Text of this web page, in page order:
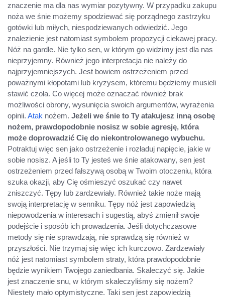
znaczenie ma dla nas wymiar pozytywny. W przypadku zakupu
noża we śnie możemy spodziewać się porządnego zastrzyku
gotówki lub miłych, niespodziewanych odwiedzić. Jego
znalezienie jest natomiast symbolem propozycji ciekawej pracy.
Nóż na gardle. Nie tylko sen, w którym go widzimy jest dla nas
nieprzyjemny. Również jego interpretacja nie należy do
najprzyjemniejszych. Jest bowiem ostrzeżeniem przed
poważnymi kłopotami lub kryzysem, któremu będziemy musieli
stawić czoła. Co więcej może oznaczać również brak
możliwości obrony, wysunięcia swoich argumentów, wyrażenia
opinii. Atak nożem. Jeżeli we śnie to Ty atakujesz inną osobę
nożem, prawdopodobnie nosisz w sobie agresję, która
może doprowadzić Cię do niekontrolowanego wybuchu.
Potraktuj więc sen jako ostrzeżenie i rozładuj napięcie, jakie w
sobie nosisz. A jeśli to Ty jesteś we śnie atakowany, sen jest
ostrzeżeniem przed fałszywą osobą w Twoim otoczeniu, która
szuka okazji, aby Cię ośmieszyć oszukać czy nawet
zniszczyć. Tępy lub zardzewiały. Również takie noże mają
swoją interpretację w senniku. Tępy nóż jest zapowiedzią
niepowodzenia w interesach i sugestią, abyś zmienił swoje
podejście i sposób ich prowadzenia. Jeśli dotychczasowe
metody się nie sprawdzają, nie sprawdzą się również w
przyszłości. Nie trzymaj się więc ich kurczowo. Zardzewiały
nóż jest natomiast symbolem straty, która prawdopodobnie
będzie wynikiem Twojego zaniedbania. Skaleczyć się. Jakie
jest znaczenie snu, w którym skaleczyliśmy się nożem?
Niestety mało optymistyczne. Taki sen jest zapowiedzią